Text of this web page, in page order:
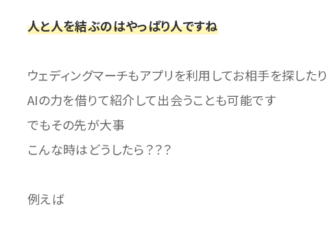
人と人を結ぶのはやっぱり人ですね
ウェディングマーチもアプリを利用してお相手を探したり
AIの力を借りて紹介して出会うことも可能です
でもその先が大事
こんな時はどうしたら？？？
例えば